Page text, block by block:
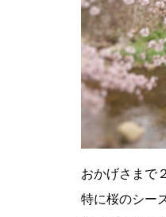
おかげさまで
特に桜のシー